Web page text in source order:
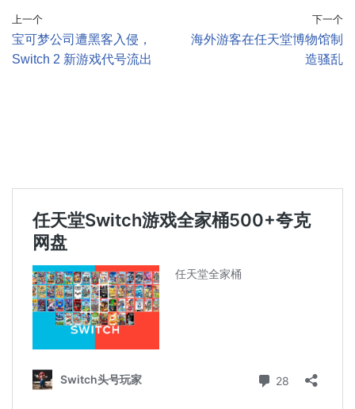
上一个
宝可梦公司遭黑客入侵，
Switch 2 新游戏代号流出
下一个
海外游客在任天堂博物馆制
造骚乱